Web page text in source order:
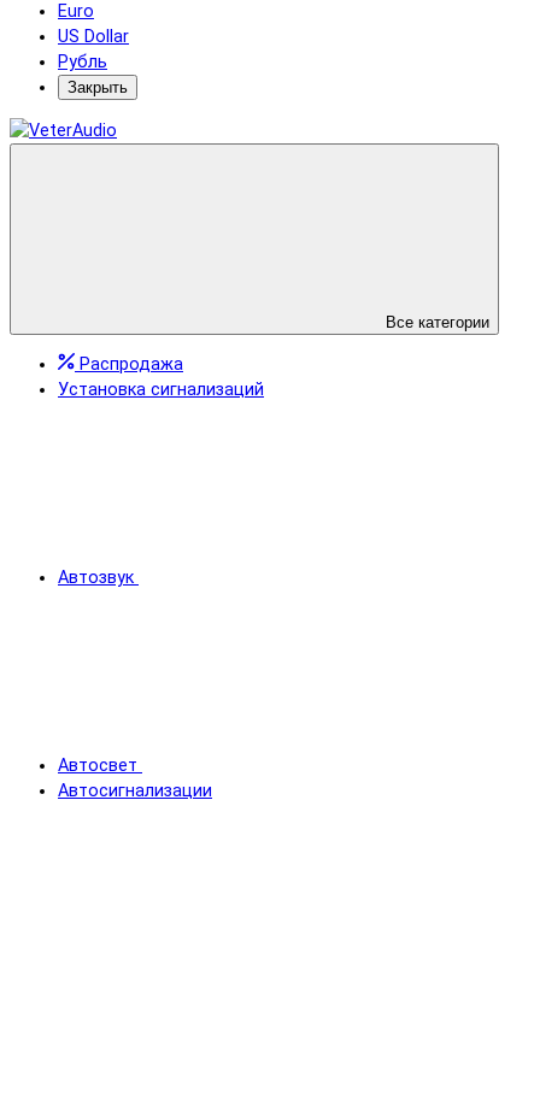
Euro
US Dollar
Рубль
Закрыть
Все категории
Распродажа
Установка сигнализаций
Автозвук
Автосвет
Автосигнализации